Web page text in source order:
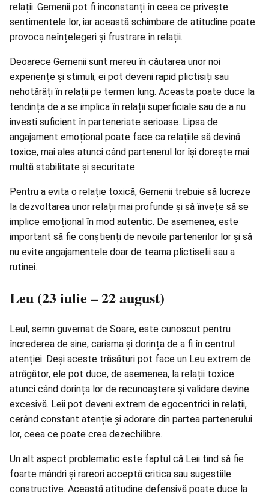
relații. Gemenii pot fi inconstanți în ceea ce privește
sentimentele lor, iar această schimbare de atitudine poate
provoca neînțelegeri și frustrare în relații.
Deoarece Gemenii sunt mereu în căutarea unor noi
experiențe și stimuli, ei pot deveni rapid plictisiți sau
nehotărâți în relații pe termen lung. Aceasta poate duce la
tendința de a se implica în relații superficiale sau de a nu
investi suficient în parteneriate serioase. Lipsa de
angajament emoțional poate face ca relațiile să devină
toxice, mai ales atunci când partenerul lor își dorește mai
multă stabilitate și securitate.
Pentru a evita o relație toxică, Gemenii trebuie să lucreze
la dezvoltarea unor relații mai profunde și să învețe să se
implice emoțional în mod autentic. De asemenea, este
important să fie conștienți de nevoile partenerilor lor și să
nu evite angajamentele doar de teama plictiselii sau a
rutinei.
Leu (23 iulie – 22 august)
Leul, semn guvernat de Soare, este cunoscut pentru
încrederea de sine, carisma și dorința de a fi în centrul
atenției. Deși aceste trăsături pot face un Leu extrem de
atrăgător, ele pot duce, de asemenea, la relații toxice
atunci când dorința lor de recunoaștere și validare devine
excesivă. Leii pot deveni extrem de egocentrici în relații,
cerând constant atenție și adorare din partea partenerului
lor, ceea ce poate crea dezechilibre.
Un alt aspect problematic este faptul că Leii tind să fie
foarte mândri și rareori acceptă critica sau sugestiile
constructive. Această atitudine defensivă poate duce la